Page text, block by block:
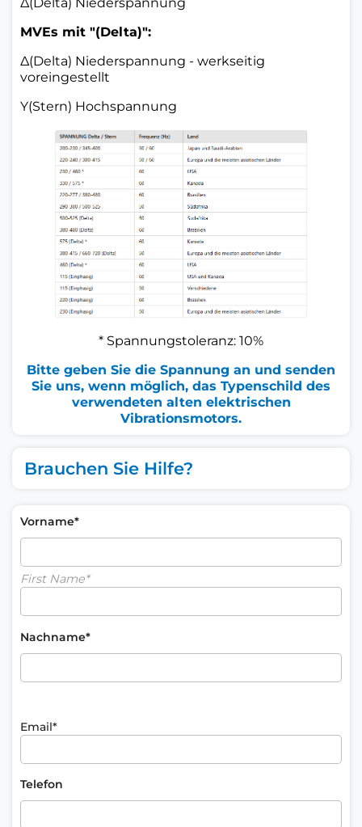
MVEs mit "(Delta)":
Δ(Delta) Niederspannung - werkseitig
voreingestellt
Y(Stern) Hochspannung
* Spannungstoleranz: 10%
Bitte geben Sie die Spannung an und senden
Sie uns, wenn möglich, das Typenschild des
verwendeten alten elektrischen
Vibrationsmotors.
Brauchen Sie Hilfe?
Vorname*
First Name*
Nachname*
Email*
Telefon